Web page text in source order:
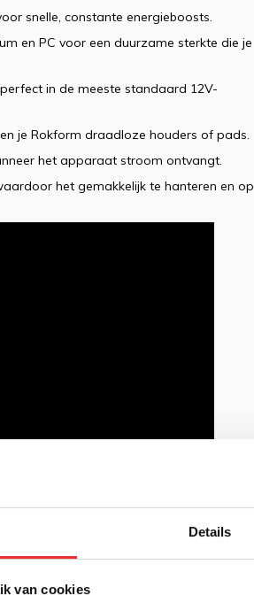
Details
van cookies
snelle, constante energieboosts.
en PC voor een duurzame sterkte die je
in de meeste standaard 12V-
je Rokform draadloze houders of pads.
het apparaat stroom ontvangt.
het gemakkelijk te hanteren en op